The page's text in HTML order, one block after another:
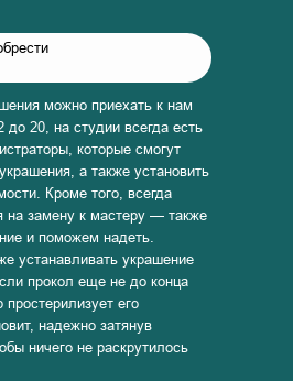
можно приехать к нам
20, на студии всегда есть
которые смогут
а также установить
Кроме того, всегда
на замену к мастеру — также
и поможем надеть.
устанавливать украшение
прокол еще не до конца
его
надежно затянув
ничего не раскрутилось